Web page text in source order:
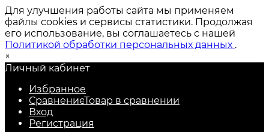
Для улучшения работы сайта мы применяем
файлы cookies и сервисы статистики. Продолжая
его использование, вы соглашаетесь с нашей
Политикой обработки персональных данных .
×
Личный кабинет
Избранное
СравнениеТовар в сравнении
Вход
Регистрация